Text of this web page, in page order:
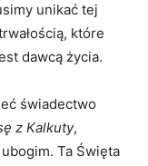
unikać tej
które
dawcą życia.
świadectwo
z Kalkuty,
Ta Święta